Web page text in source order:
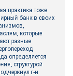
практика тоже
банк в своих
которые
разные
определяется
структурой
г-н